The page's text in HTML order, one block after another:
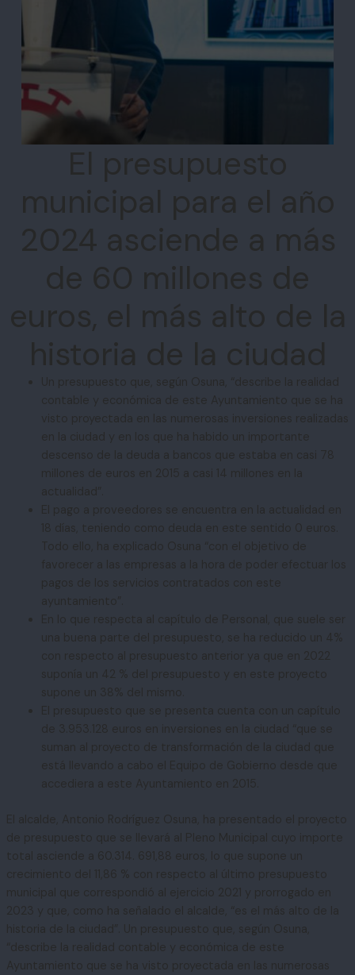
El presupuesto
municipal para el año
2024 asciende a más
de 60 millones de
euros, el más alto de la
historia de la ciudad
Un presupuesto que, según Osuna, “describe la realidad
contable y económica de este Ayuntamiento que se ha
visto proyectada en las numerosas inversiones realizadas
en la ciudad y en los que ha habido un importante
descenso de la deuda a bancos que estaba en casi 78
millones de euros en 2015 a casi 14 millones en la
actualidad”.
El pago a proveedores se encuentra en la actualidad en
18 días, teniendo como deuda en este sentido 0 euros.
Todo ello, ha explicado Osuna “con el objetivo de
favorecer a las empresas a la hora de poder efectuar los
pagos de los servicios contratados con este
ayuntamiento”.
En lo que respecta al capítulo de Personal, que suele ser
una buena parte del presupuesto, se ha reducido un 4%
con respecto al presupuesto anterior ya que en 2022
suponía un 42 % del presupuesto y en este proyecto
supone un 38% del mismo.
El presupuesto que se presenta cuenta con un capítulo
de 3.953.128 euros en inversiones en la ciudad “que se
suman al proyecto de transformación de la ciudad que
está llevando a cabo el Equipo de Gobierno desde que
accediera a este Ayuntamiento en 2015.
El alcalde, Antonio Rodríguez Osuna, ha presentado el proyecto
de presupuesto que se llevará al Pleno Municipal cuyo importe
total asciende a 60.314. 691,88 euros, lo que supone un
crecimiento del 11,86 % con respecto al último presupuesto
municipal que correspondió al ejercicio 2021 y prorrogado en
2023 y que, como ha señalado el alcalde, “es el más alto de la
historia de la ciudad”. Un presupuesto que, según Osuna,
“describe la realidad contable y económica de este
Ayuntamiento que se ha visto proyectada en las numerosas